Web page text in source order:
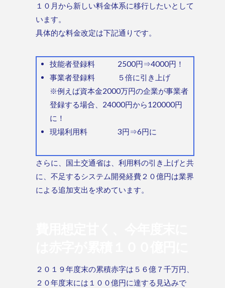
１０月から新しい料金体系に移行したいとして
います。
具体的な料金改定は下記通りです。
技能者登録料 2500円⇒4000円！
事業者登録料 ５倍に引き上げ
※例えば資本金2000万円の企業が事業者
登録する場合、24000円から120000円
に！
現場利用料 3円⇒6円に
さらに、国土交通省は、利用料の引き上げと共
に、不足するシステム開発経費２０億円は業界
による追加支出を求めています。
２０１９年度末の累積赤字は５６億７千万円、
２０年度末には１００億円に達する見込みで